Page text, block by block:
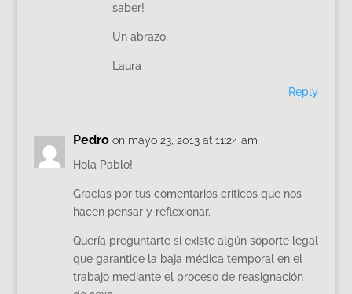
saber!
Un abrazo,
Laura
Reply
Pedro on mayo 23, 2013 at 11:24 am
Hola Pablo!
Gracias por tus comentarios críticos que nos
hacen pensar y reflexionar.
Quería preguntarte si existe algún soporte legal
que garantice la baja médica temporal en el
trabajo mediante el proceso de reasignación